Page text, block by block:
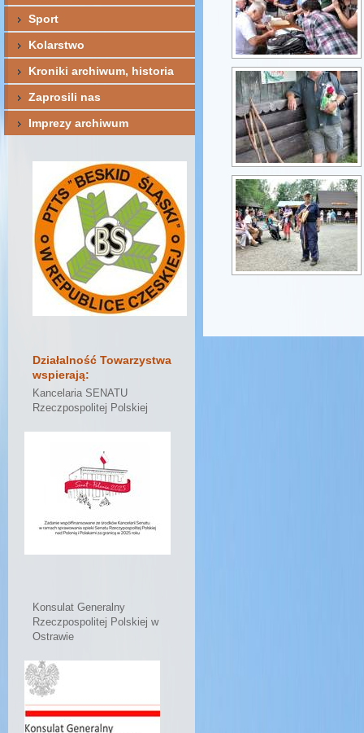
Sport
Kolarstwo
Kroniki archiwum, historia
Zaprosili nas
Imprezy archiwum
Działalność Towarzystwa
wspierają:
Kancelaria SENATU
Rzeczpospolitej Polskiej
Konsulat Generalny
Rzeczpospolitej Polskiej w
Ostrawie